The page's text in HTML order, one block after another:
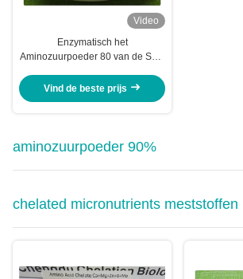
Video
Enzymatisch het
Aminozuurpoeder 80 van de Soja
Vind de beste prijs
aminozuurpoeder 90%
chelated micronutrients meststoffen